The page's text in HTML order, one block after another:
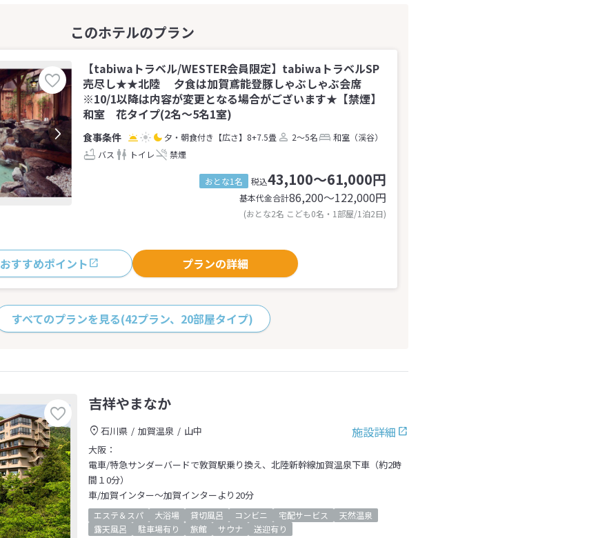
【tabiwaトラベル/WESTER会員限定】tabiwaトラベルSP
売尽し★★北陸 夕食は加賀鳶能登豚しゃぶしゃぶ会席
※10/1以降は内容が変更となる場合がございます★【禁煙】
和室 花タイプ(2名～5名1室)
夕・朝食付き 【広さ】8+7.5畳 2～5名
和室（渓谷）
バス
トイレ 禁煙
おとな1名 税込43,100～61,000円
基本代金合計86,200〜122,000円
(おとな2名 こども0名・1部屋/1泊2日)
おすすめポイント プランの詳細
すべてのプランを見る(42プラン、20部屋タイプ)
吉祥やまなか
施設詳細
石川県 加賀温泉
山中
大阪：
電車/特急サンダーバードで敦賀駅乗り換え、北陸新幹線加賀温泉下車（約2時
間１0分）
車/加賀インター～加賀インターより20分
エステ＆スパ 大浴場 貸切風呂 コンビニ 宅配サービス
天然温泉
露天風呂
駐車場有り 旅館 サウナ 送迎有り